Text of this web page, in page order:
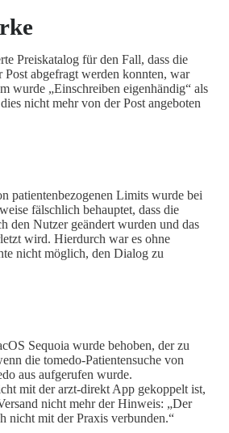
Preiskatalog für den Fall, dass die
Post abgefragt werden konnten, war
wurde „Einschreiben eigenhändig“ als
nicht mehr von der Post angeboten
patientenbezogenen Limits wurde bei
fälschlich behauptet, dass die
den Nutzer geändert wurden und das
wird. Hierdurch war es ohne
nicht möglich, den Dialog zu
Sequoia wurde behoben, der zu
die tomedo-Patientensuche von
aus aufgerufen wurde.
mit der arzt-direkt App gekoppelt ist,
nicht mehr der Hinweis: „Der
nicht mit der Praxis verbunden.“